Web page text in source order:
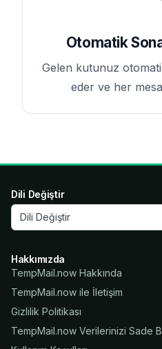
Otomatik
Gelen kutunuz
eder ve her
Dili Değiştir
Dili Değiştir
Hakkımızda
TempMail.now Hakkında
TempMail.now ile İletişim
Gizlilik Politikası
TempMail.now Verilerinizi Sade